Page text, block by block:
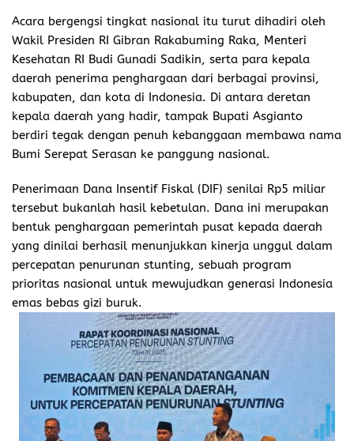
Acara bergengsi tingkat nasional itu turut dihadiri oleh
Wakil Presiden RI Gibran Rakabuming Raka, Menteri
Kesehatan RI Budi Gunadi Sadikin, serta para kepala
daerah penerima penghargaan dari berbagai provinsi,
kabupaten, dan kota di Indonesia. Di antara deretan
kepala daerah yang hadir, tampak Bupati Asgianto
berdiri tegak dengan penuh kebanggaan membawa nama
Bumi Serepat Serasan ke panggung nasional.
Penerimaan Dana Insentif Fiskal (DIF) senilai Rp5 miliar
tersebut bukanlah hasil kebetulan. Dana ini merupakan
bentuk penghargaan pemerintah pusat kepada daerah
yang dinilai berhasil menunjukkan kinerja unggul dalam
percepatan penurunan stunting, sebuah program
prioritas nasional untuk mewujudkan generasi Indonesia
emas bebas gizi buruk.